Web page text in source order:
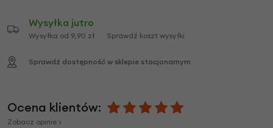
Wysyłka jutro
Wysyłka od 9,90 zł Sprawdź koszt wysyłki
Sprawdź dostępność w sklepie stacjonarnym
Ocena klientów:
Zobacz opinie >